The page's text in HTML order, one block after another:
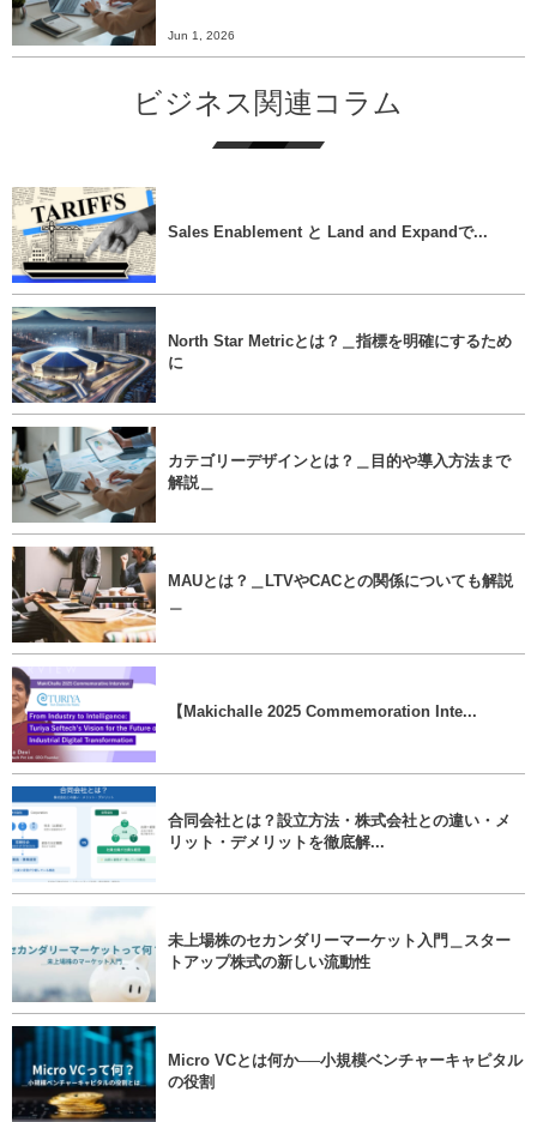
Jun 1, 2026
ビジネス関連コラム
Sales Enablement と Land and Expandで...
North Star Metricとは？＿指標を明確にするため
に
カテゴリーデザインとは？＿目的や導入方法まで
解説＿
MAUとは？＿LTVやCACとの関係についても解説
【Makichalle 2025 Commemoration Inte...
合同会社とは？設立方法・株式会社との違い・メ
リット・デメリットを徹底解...
未上場株のセカンダリーマーケット入門＿スター
トアップ株式の新しい流動性
Micro VCとは何か──小規模ベンチャーキャピタル
の役割